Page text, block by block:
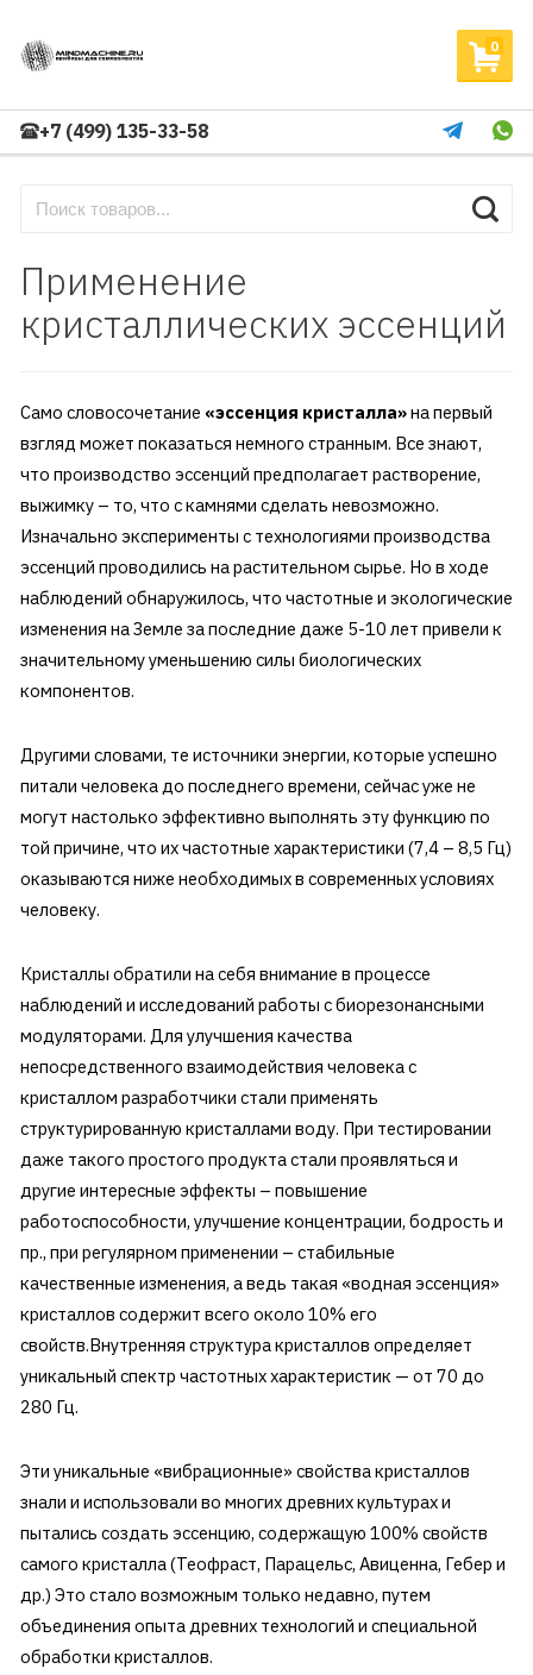
0
+7 (499) 135-33-58
Применение
кристаллических эссенций
Само словосочетание «эссенция кристалла»на первый
взгляд может показаться немного странным. Все знают,
что производство эссенций предполагает растворение,
выжимку – то, что с камнями сделать невозможно.
Изначально эксперименты с технологиями производства
эссенций проводились на растительном сырье. Но в ходе
наблюдений обнаружилось, что частотные и экологические
изменения на Земле за последние даже 5-10 лет привели к
значительному уменьшению силы биологических
компонентов.
Другими словами, те источники энергии, которые успешно
питали человека до последнего времени, сейчас уже не
могут настолько эффективно выполнять эту функцию по
той причине, что их частотные характеристики (7,4 – 8,5 Гц)
оказываются ниже необходимых в современных условиях
человеку.
Кристаллы обратили на себя внимание в процессе
наблюдений и исследований работы с биорезонансными
модуляторами. Для улучшения качества
непосредственного взаимодействия человека с
кристаллом разработчики стали применять
структурированную кристаллами воду. При тестировании
даже такого простого продукта стали проявляться и
другие интересные эффекты – повышение
работоспособности, улучшение концентрации, бодрость и
пр., при регулярном применении – стабильные
качественные изменения, а ведь такая «водная эссенция»
кристаллов содержит всего около 10% его
свойств.Внутренняя структура кристаллов определяет
уникальный спектр частотных характеристик — от 70 до
280 Гц.
Эти уникальные «вибрационные» свойства кристаллов
знали и использовали во многих древних культурах и
пытались создать эссенцию, содержащую 100% свойств
самого кристалла (Теофраст, Парацельс, Авиценна, Гебер и
др.) Это стало возможным только недавно, путем
объединения опыта древних технологий и специальной
обработки кристаллов.